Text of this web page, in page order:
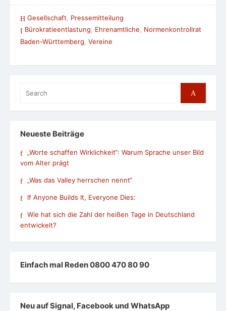
Gesellschaft
Pressemitteilung
Bürokratieentlastung, Ehrenamtliche, Normenkontrollrat
Baden-Württemberg Vereine
for:
Search
Neueste Beiträge
„Worte schaffen Wirklichkeit“: Warum Sprache unser Bild
vom Alter prägt
„Was das Valley herrschen nennt“
If Anyone Builds It, Everyone Dies:
Wie hat sich die Zahl der heißen Tage in Deutschland
entwickelt?
Einfach mal Reden 0800 470 80 90
Neu auf Signal, Facebook und WhatsApp